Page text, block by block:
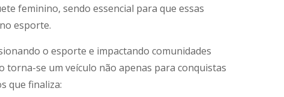
feminino, sendo essencial para que essas
esporte.
o esporte e impactando comunidades
torna-se um veículo não apenas para conquistas
que finaliza: